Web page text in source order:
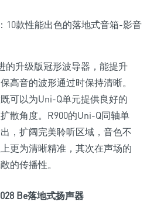
的升级版冠形波导器，能提升
高音的波形通过时保持清晰。
可以为Uni-Q单元提供良好的
散角度。R900的Uni-Q同轴单
，扩阔完美聆听区域，音色不
更为清晰精准，其次在声场的
的传播性。
Be落地式扬声器